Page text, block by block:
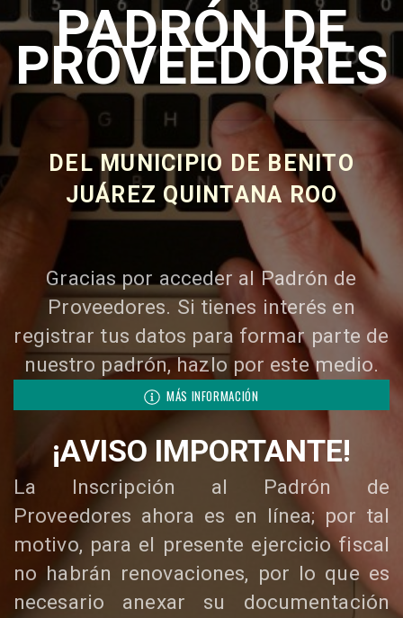
Máscara
de
lectura
Resaltar
PADRÓN DE
PROVEEDORES
DEL MUNICIPIO DE BENITO
JUÁREZ QUINTANA ROO
Gracias por acceder al Padrón de
Proveedores. Si tienes interés en
registrar tus datos para formar parte de
nuestro padrón, hazlo por este medio.
MÁS INFORMACIÓN
¡AVISO IMPORTANTE!
La Inscripción al Padrón de
Proveedores ahora es en línea; por tal
motivo, para el presente ejercicio fiscal
no habrán renovaciones, por lo que es
necesario anexar su documentación